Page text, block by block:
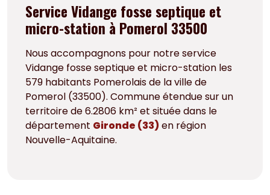
Service Vidange fosse septique et
micro-station à Pomerol 33500
Nous accompagnons pour notre service
Vidange fosse septique et micro-station les
579 habitants Pomerolais de la ville de
Pomerol (33500). Commune étendue sur un
territoire de 6.2806 km² et située dans le
département Gironde (33)en région
Nouvelle-Aquitaine.